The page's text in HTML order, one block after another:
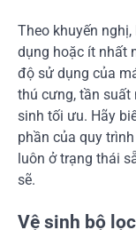
Theo khuyến
dụng hoặc ít nhất
độ sử dụng của
thú cưng, tần suất
sinh tối ưu. Hãy
phần của quy
luôn ở trạng thái
sẽ.
Vệ sinh bộ lọc